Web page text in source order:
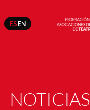
ESEN
NOTICIAS